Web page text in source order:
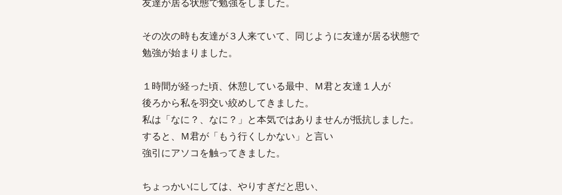
その次の時も友達が３人来ていて、同じように友達が居る状態で
勉強が始まりました。
１時間が経った頃、休憩している最中、Ｍ君と友達１人が
後ろから私を羽交い絞めしてきました。
私は「なに？、なに？」と本気ではありませんが抵抗しました。
すると、Ｍ君が「もう行くしかない」と言い
強引にアソコを触ってきました。
ちょっかいにしては、やりすぎだと思い、